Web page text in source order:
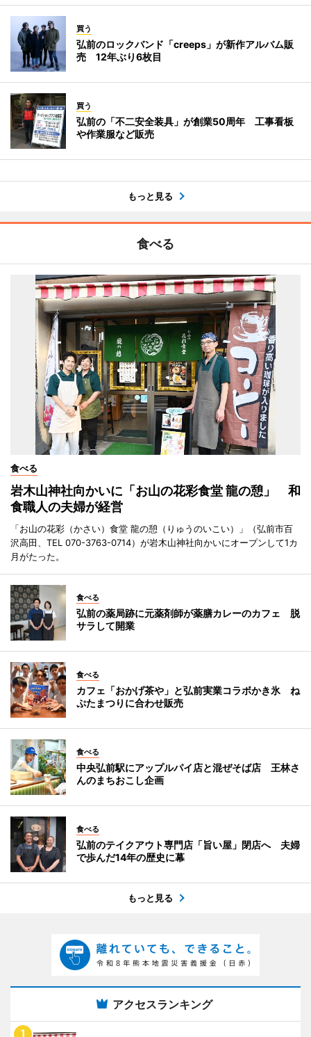
買う
弘前のロックバンド「creeps」が新作アルバム販
売 12年ぶり6枚目
買う
弘前の「不二安全装具」が創業50周年 工事看板
や作業服など販売
もっと見る
食べる
食べる
岩木山神社向かいに「お山の花彩食堂 龍の憩」 和
食職人の夫婦が経営
「お山の花彩（かさい）食堂 龍の憩（りゅうのいこい）」（弘前市百
沢高田、TEL 070-3763-0714）が岩木山神社向かいにオープンして1カ
月がたった。
食べる
弘前の薬局跡に元薬剤師が薬膳カレーのカフェ 脱
サラして開業
食べる
カフェ「おかげ茶や」と弘前実業コラボかき氷 ね
ぷたまつりに合わせ販売
食べる
中央弘前駅にアップルパイ店と混ぜそば店 王林さ
んのまちおこし企画
食べる
弘前のテイクアウト専門店「旨い屋」閉店へ 夫婦
で歩んだ14年の歴史に幕
もっと見る
アクセスランキング